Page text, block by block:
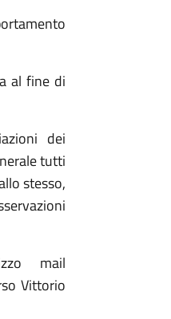
al fine di
dei
tutti
stesso,
mail
Vittorio